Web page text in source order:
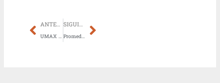
Prev
UMAX inaugura moderno Centro de Simulación con inversión millonaria
SIGUIENTE
Promedio de alquiler en Paraguay ronda los G. 5 millones
Next